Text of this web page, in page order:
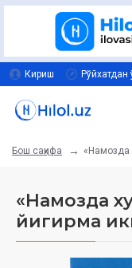
Кириш Рўйхатдан
Бош саҳифа «Намозда
«Намозда
йигирма